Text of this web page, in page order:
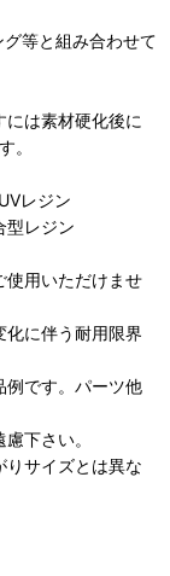
等と組み合わせて
は素材硬化後に
。
レジン
型レジン
使用いただけませ
に伴う耐用限界
例です。パーツ他
下さい。
サイズとは異な